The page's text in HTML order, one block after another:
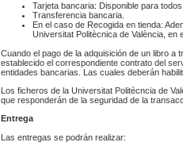
Tarjeta bancaria: Disponible para
Transferencia bancaria.
En el caso de Recogida en tienda:
Universitat Politècnica de València, en
Cuando el pago de la adquisición de un libro
establecido el correspondiente contrato del
entidades bancarias. Las cuales deberán
Los ficheros de la Universitat Politècncia de
que responderán de la seguridad de la
Entrega
Las entregas se podrán realizar: